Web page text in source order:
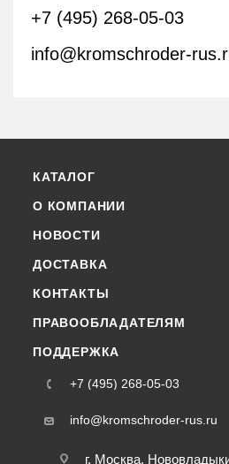
+7 (495) 268-05-03
info@kromschroder-
КАТАЛОГ
О КОМПАНИИ
НОВОСТИ
ДОСТАВКА
КОНТАКТЫ
ПРАВООБЛАДАТЕЛЯМ
ПОДДЕРЖКА
+7 (495) 268-05-03
info@kromschroder-rus.ru
г. Москва,